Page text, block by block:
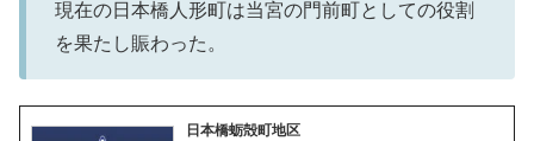
現在の日本橋人形町は当宮の門前町としての役割
を果たし賑わった。
日本橋蛎殻町地区